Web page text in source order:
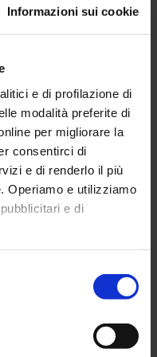
Informazioni sui cookie
e di profilazione di
modalità preferite di
per migliorare la
consentirci di
e di renderlo il più
Operiamo e utilizziamo
e di
che lavorano
generazionali
clusterizzazione:
di lavoratori,
nei panni
gli smart